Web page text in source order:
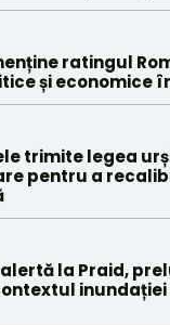
ratingul
și economice
trimite legea
pentru a
la Praid,